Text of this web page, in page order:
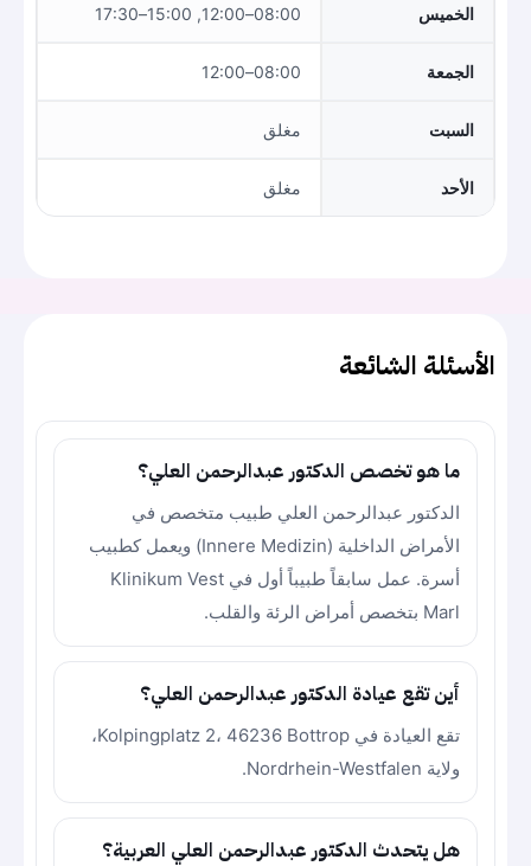
الخميس 08:00–12:00, 15:00–17:30
الجمعة 08:00–12:00
السبت مغلق
الأحد مغلق
الأسئلة الشائعة
ما هو تخصص الدكتور عبدالرحمن العلي؟
الدكتور عبدالرحمن العلي طبيب متخصص في
الأمراض الداخلية (Innere Medizin) ويعمل كطبيب
أسرة. عمل سابقاً طبيباً أول في Klinikum Vest
Marl بتخصص أمراض الرئة والقلب.
أين تقع عيادة الدكتور عبدالرحمن العلي؟
تقع العيادة في Kolpingplatz 2، 46236 Bottrop،
ولاية Nordrhein-Westfalen.
هل يتحدث الدكتور عبدالرحمن العلي العربية؟